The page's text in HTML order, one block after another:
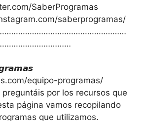
SaberProgramas
saberprogramas/
equipo-programas/
por los recursos que
página vamos recopilando
que utilizamos.